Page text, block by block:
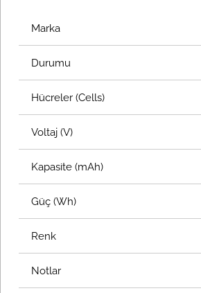
Marka
Durumu
Hücreler (Cells)
Voltaj (V)
Kapasite (mAh)
Güç (Wh)
Renk
Notlar